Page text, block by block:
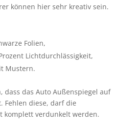
können hier sehr kreativ sein.
Folien,
Lichtdurchlässigkeit,
Mustern.
dass das Auto Außenspiegel auf
Fehlen diese, darf die
komplett verdunkelt werden.